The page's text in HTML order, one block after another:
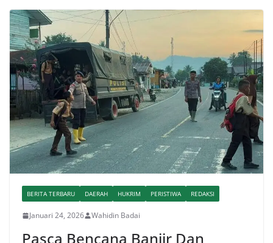
BERITA TERBARU DAERAH HUKRIM PERISTIWA REDAKSI
Januari 24, 2026 Wahidin Badai
Pasca Bencana Banjir Dan